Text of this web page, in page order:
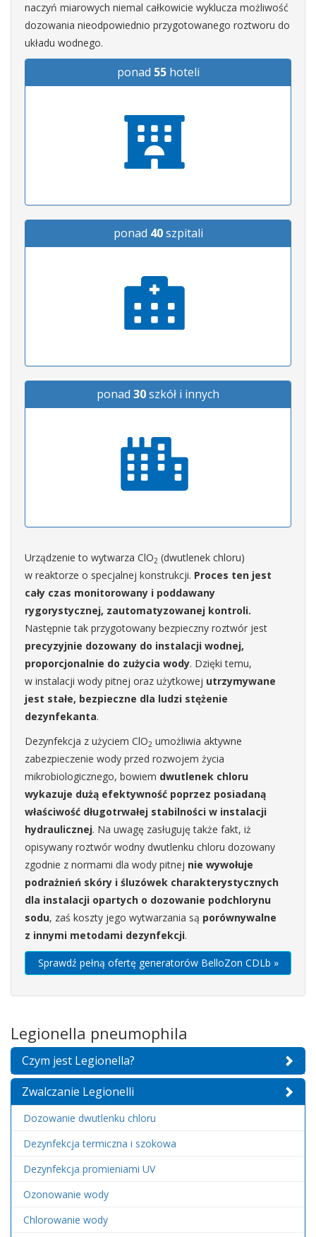
naczyń miarowych niemal całkowicie wyklucza możliwość
dozowania nieodpowiednio przygotowanego roztworu do
układu wodnego.
ponad 55hoteli
ponad 40szpitali
ponad 30szkół i innych
Urządzenie to wytwarza ClO2 (dwutlenek chloru)
w reaktorze o specjalnej konstrukcji. Proces ten jest
cały czas monitorowany i poddawany
rygorystycznej, zautomatyzowanej kontroli.
Następnie tak przygotowany bezpieczny roztwór jest
precyzyjnie dozowany do instalacji wodnej,
proporcjonalnie do zużycia wody. Dzięki temu,
w instalacji wody pitnej oraz użytkowej utrzymywane
jest stałe, bezpieczne dla ludzi stężenie
dezynfekanta.
Dezynfekcja z użyciem ClO2 umożliwia aktywne
zabezpieczenie wody przed rozwojem życia
mikrobiologicznego, bowiem dwutlenek chloru
wykazuje dużą efektywność poprzez posiadaną
właściwość długotrwałej stabilności w instalacji
hydraulicznej. Na uwagę zasługuję także fakt, iż
opisywany roztwór wodny dwutlenku chloru dozowany
zgodnie z normami dla wody pitnej nie wywołuje
podrażnień skóry i śluzówek charakterystycznych
dla instalacji opartych o dozowanie podchlorynu
sodu, zaś koszty jego wytwarzania są porównywalne
z innymi metodami dezynfekcji.
Sprawdź pełną ofertę generatorów BelloZon CDLb »
Legionella pneumophila
Czym jest Legionella?
Zwalczanie Legionelli
Dozowanie dwutlenku chloru
Dezynfekcja termiczna i szokowa
Dezynfekcja promieniami UV
Ozonowanie wody
Chlorowanie wody